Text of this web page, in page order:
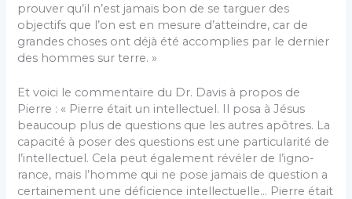
prouver qu’il n’est jamais bon de se targuer des
objectifs que l’on est en mesure d’atteindre, car de
grandes choses ont déjà été accomplies par le dernier
des hommes sur terre. »
Et voici le commentaire du Dr. Davis à propos de
Pierre : « Pierre était un intellectuel. Il posa à Jésus
beaucoup plus de questions que les autres apôtres. La
capacité à poser des questions est une particularité de
l’intellectuel. Cela peut également révéler de l’igno-
rance, mais l’homme qui ne pose jamais de question a
certainement une déficience intellectuelle… Pierre était